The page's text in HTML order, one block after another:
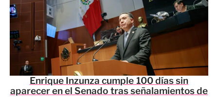
Enrique Inzunza cumple 100 días sin
aparecer en el Senado tras señalamientos de